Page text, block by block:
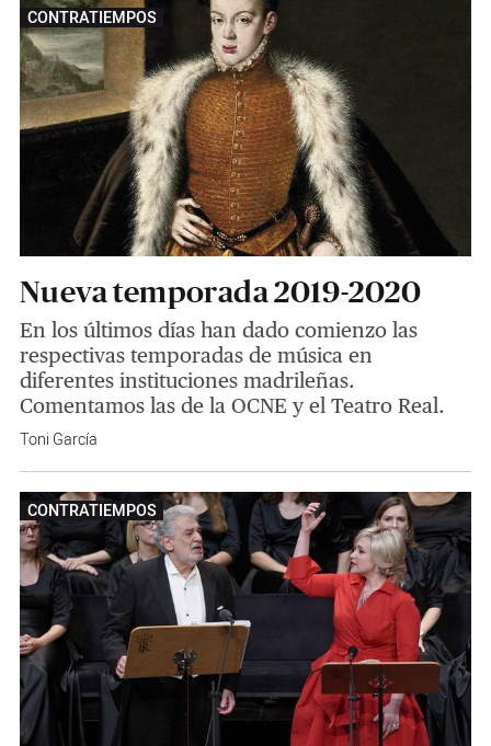
CONTRATIEMPOS
Nueva temporada 2019-2020
En los últimos días han dado comienzo las
respectivas temporadas de música en
diferentes instituciones madrileñas.
Comentamos las de la OCNE y el Teatro Real.
Toni García
CONTRATIEMPOS